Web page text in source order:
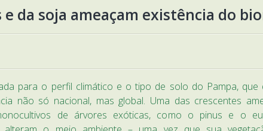
da soja ameaçam existência do
para o perfil climático e o tipo de solo do Pampa, que
não só nacional, mas global. Uma das crescentes
de árvores exóticas, como o pinus e o